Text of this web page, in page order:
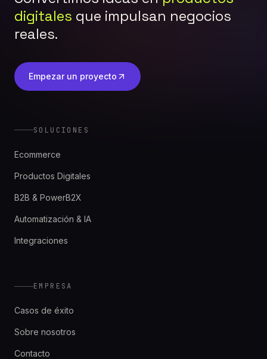
digitales que impulsan negocios
reales.
Empezar un proyecto
SOLUCIONES
Ecommerce
Productos Digitales
B2B & PowerB2X
Automatización & IA
Integraciones
EMPRESA
Casos de éxito
Sobre nosotros
Contacto